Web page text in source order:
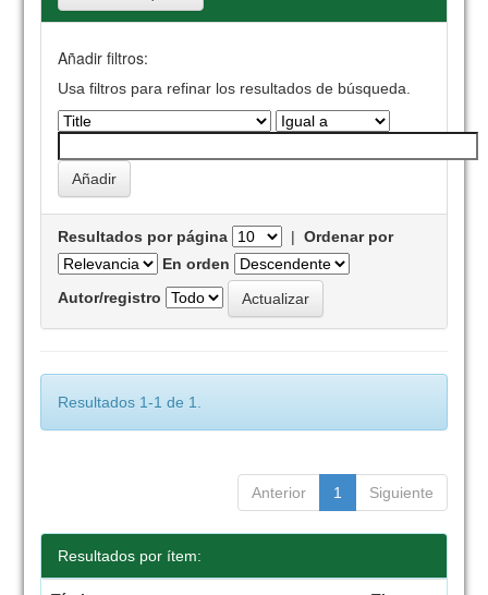
Añadir filtros:
Usa filtros para refinar los resultados de búsqueda.
Resultados por página |Ordenar por
En orden
Autor/registro
Resultados 1-1 de 1.
Anterior 1 Siguiente
Resultados por ítem: